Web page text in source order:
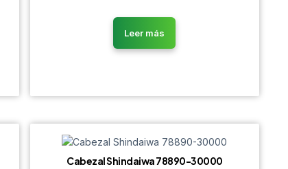
Leer más
Cabezal Shindaiwa 78890-30000